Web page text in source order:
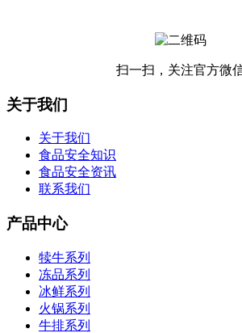
扫一扫，关注官方微
关于我们
关于我们
食品安全知识
食品安全资讯
联系我们
产品中心
犊牛系列
冻品系列
冰鲜系列
火锅系列
牛排系列